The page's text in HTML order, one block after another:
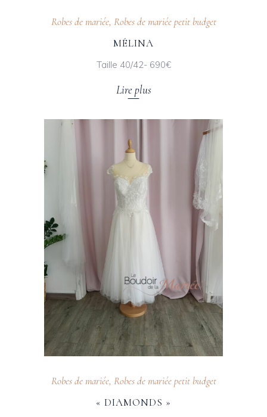
Robes de mariée, Robes de mariée petit budget
MÉLINA
Taille 40/42- 690€
Lire plus
Robes de mariée, Robes de mariée petit budget
« DIAMONDS »